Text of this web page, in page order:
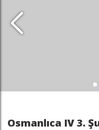
Osmanlıca IV 3.